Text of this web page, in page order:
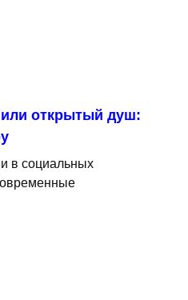
открытый душ:
в социальных